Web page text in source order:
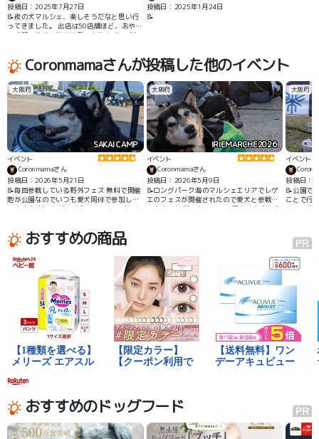
投稿日：2025年7月27日
📝夜の犬マルシェ、楽しそうだなと思い行
ってきました。 出店は50店舗ほど、おやつ
や犬服、首輪、整体体験、お散歩グッズな
投稿日：2025年1月24日
📝
Coronmamaさんが投稿した他のイベント
大阪府
SAKAI CAMP
イベント
Coronmamaさん
投稿日：2026年5月21日
📝毎回参戦している野外フェス 無料で開催
地が公園なのでいつも愛犬同伴で参加して
います 無料でレゲエが楽しめてキッチンカ
大阪府
IRIEMARCHE2026
イベント
Coronmamaさん
投稿日：2026年5月9日
📝ロングパーク海のマルシェエリアでレゲ
エのフェスが開催されたので愛犬と参戦し
てきました 離れたところで程よく音楽を楽
大阪府
イベント
投稿日：
📝公園で
ことで行ってきま
くさん来
おすすめの商品
おすすめのドッグフード